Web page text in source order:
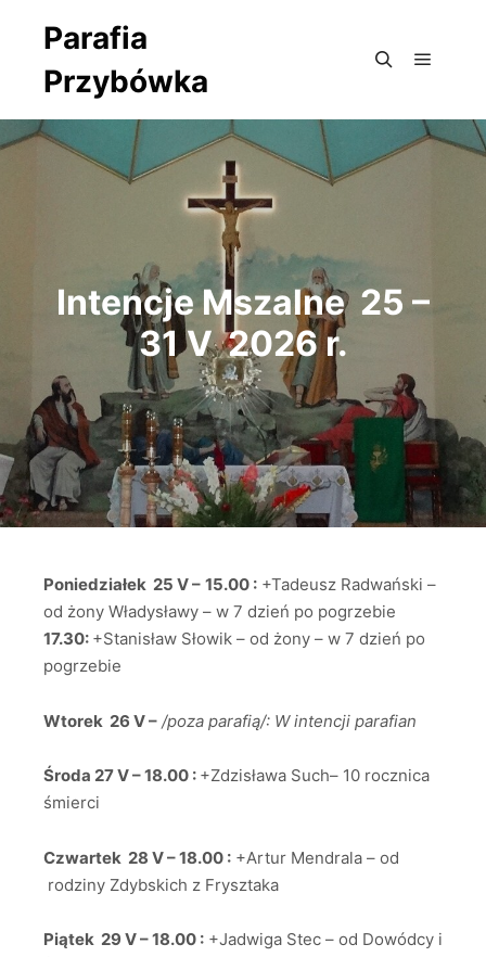
Parafia
Przybówka
Intencje Mszalne 25 –
31 V 2026 r.
Poniedziałek 25 V – 15.00 : +Tadeusz Radwański –
od żony Władysławy – w 7 dzień po pogrzebie
17.30: +Stanisław Słowik – od żony – w 7 dzień po
pogrzebie
Wtorek 26 V – /poza parafią/: W intencji parafian
Środa 27 V – 18.00 : +Zdzisława Such– 10 rocznica
śmierci
Czwartek 28 V – 18.00 : +Artur Mendrala – od
rodziny Zdybskich z Frysztaka
Piątek 29 V – 18.00 : +Jadwiga Stec – od Dowódcy i